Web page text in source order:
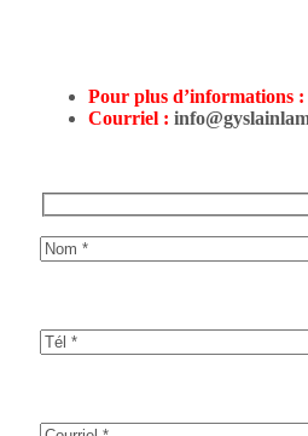
Pour plus d’informations :
Courriel :